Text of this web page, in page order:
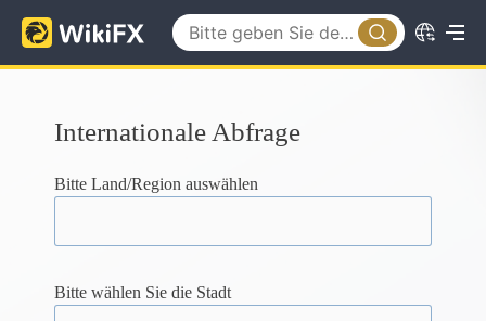
Internationale Abfrage
Bitte Land/Region auswählen
Bitte wählen Sie die Stadt